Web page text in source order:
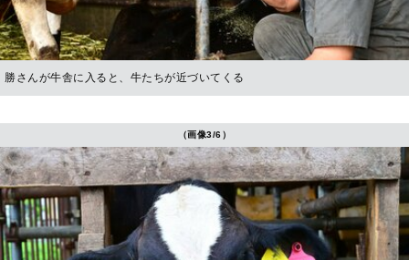
勝さんが牛舎に入ると、牛たちが近づいてくる
（画像3/6）